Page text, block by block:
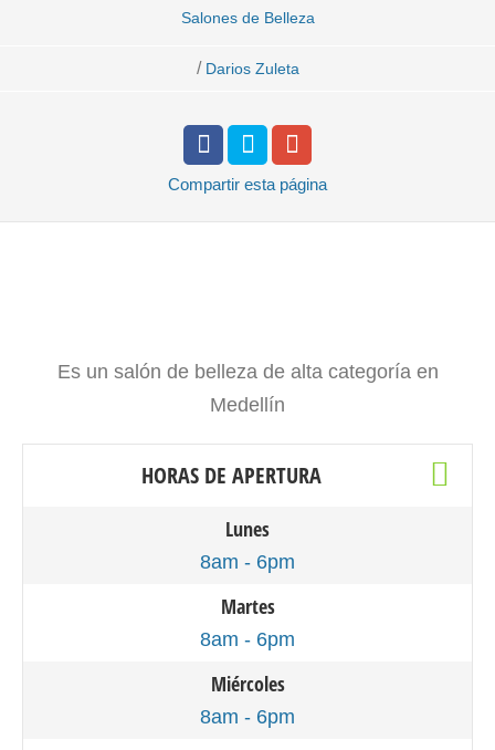
Salones de Belleza
/ Darios Zuleta
Compartir esta página
Es un salón de belleza de alta categoría en
Medellín
HORAS DE APERTURA
Lunes
8am - 6pm
Martes
8am - 6pm
Miércoles
8am - 6pm